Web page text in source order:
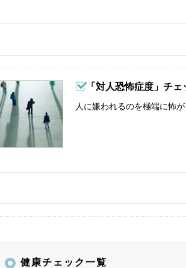
「対人恐怖症度」チェ
人に嫌われるのを極端に怖
健康チェック一覧